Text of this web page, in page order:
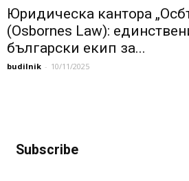
Юридическа кантора
(Osbornes Law):
български екип за...
budilnik - 10/11/2025
Subscribe